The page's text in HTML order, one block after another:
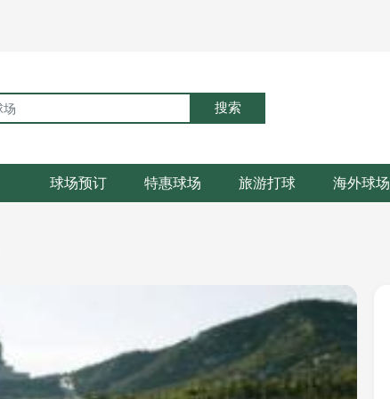
搜索
球场预订 特惠球场 旅游打球 海外球场